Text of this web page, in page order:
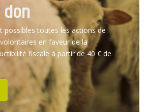
don
possibles toutes les actions de
en faveur de la
fiscale à partir de 40 € de